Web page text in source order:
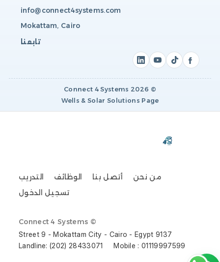
info@connect4systems.com
Mokattam, Cairo
تابعنا
©
2026
Wells & Solar Solutions Page
من نحن أتصل بنا الوظائف
التدريب
تسجيل الدخول
© Connect 4 Systems
9137 Street 9 - Mokattam City - Cairo - Egypt
Landline: (202) 28433071     Mobile : 01119997599